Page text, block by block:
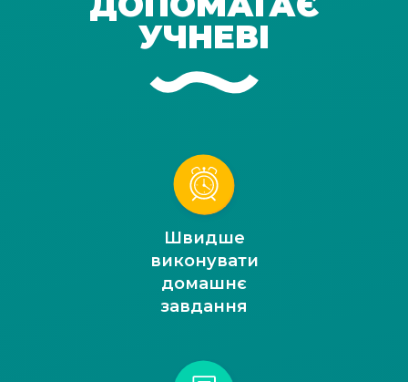
УЧНЕВІ
Швидше
виконувати
домашнє
завдання